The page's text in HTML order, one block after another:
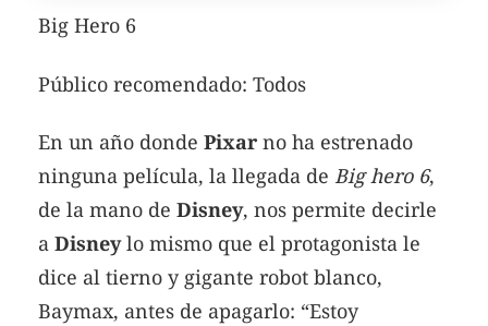
Big Hero 6
Público recomendado: Todos
En un año donde Pixar no ha estrenado
ninguna película, la llegada de Big hero 6,
de la mano de Disney, nos permite decirle
a Disneylo mismo que el protagonista le
dice al tierno y gigante robot blanco,
Baymax, antes de apagarlo: “Estoy